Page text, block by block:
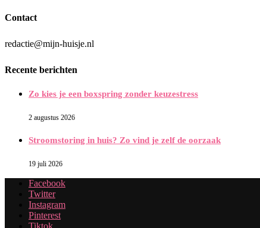
Contact
redactie@mijn-huisje.nl
Recente berichten
Zo kies je een boxspring zonder keuzestress
2 augustus 2026
Stroomstoring in huis? Zo vind je zelf de oorzaak
19 juli 2026
Facebook
Twitter
Instagram
Pinterest